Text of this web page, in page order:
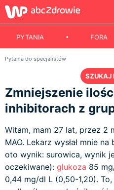
PYTANIA FORA
Pytania do specjalistów
SZUKAJ
Zmniejszenie
inhibitorach z
Witam, mam 27 lat, przez 2
MAO. Lekarz wysłał mnie
oto wynik: surowica, wynik
oczekiwane): glukoza 85
0,44 mg/dl L (0,50-1,20).